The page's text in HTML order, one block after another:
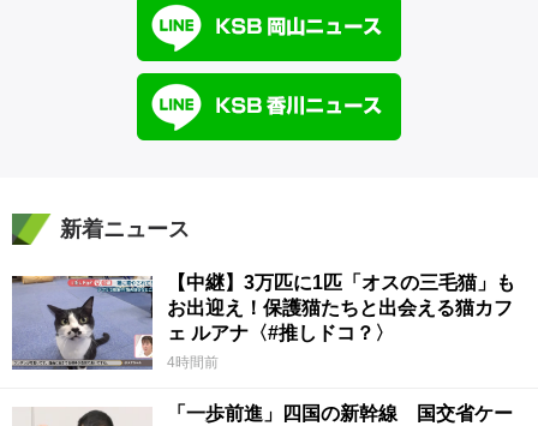
新着ニュース
【中継】3万匹に1匹「オスの三毛猫」も
お出迎え！保護猫たちと出会える猫カフ
ェ ルアナ〈#推しドコ？〉
4時間前
「一歩前進」四国の新幹線 国交省ケー